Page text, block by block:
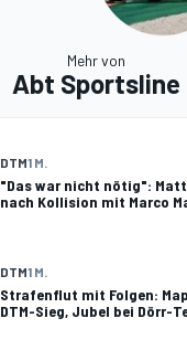
Mehr von
Abt Sportsline
DTM1 M.
"Das war nicht nötig":
nach Kollision mit Marco
DTM1 M.
Strafenflut mit Folgen:
DTM-Sieg, Jubel bei Dörr-